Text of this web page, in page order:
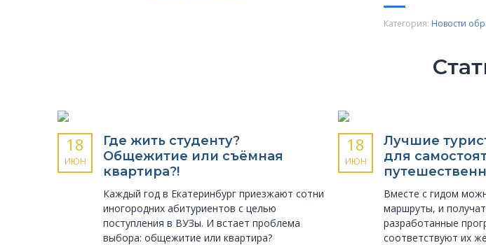
Категория: Новости
18
ИЮН
Где жить студенту?
Общежитие или съёмная
квартира?!
Каждый год в Екатеринбург приезжают сотни
иногородних абитуриентов с целью
поступления в ВУЗы. И встает проблема
выбора: общежитие или квартира?
18
ИЮН
Лучшие
для
Вместе с гидом
маршруты, и
разработанные
соответствуют их